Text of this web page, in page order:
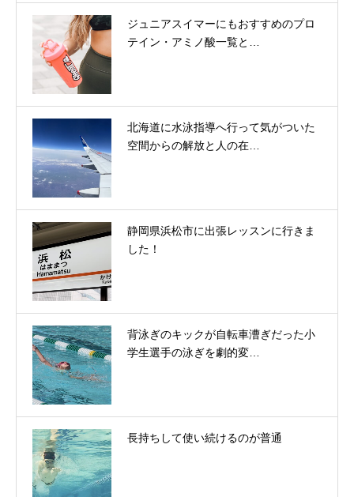
ジュニアスイマーにもおすすめのプロ
テイン・アミノ酸一覧と…
北海道に水泳指導へ行って気がついた
空間からの解放と人の在…
静岡県浜松市に出張レッスンに行きま
した！
背泳ぎのキックが自転車漕ぎだった小
学生選手の泳ぎを劇的変…
長持ちして使い続けるのが普通